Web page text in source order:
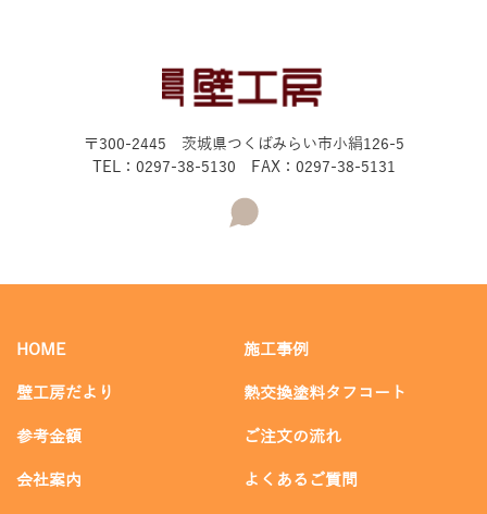
〒300-2445 茨城県つくばみらい市小絹126-5
TEL：0297-38-5130 FAX：0297-38-5131
HOME 施工事例
壁工房だより 熱交換塗料タフコート
参考金額 ご注文の流れ
会社案内 よくあるご質問